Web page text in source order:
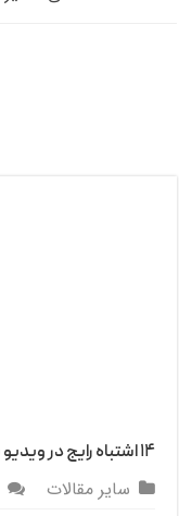
۱۴ اشتباه رایج در ویدیو پوکر
سایر مقالات